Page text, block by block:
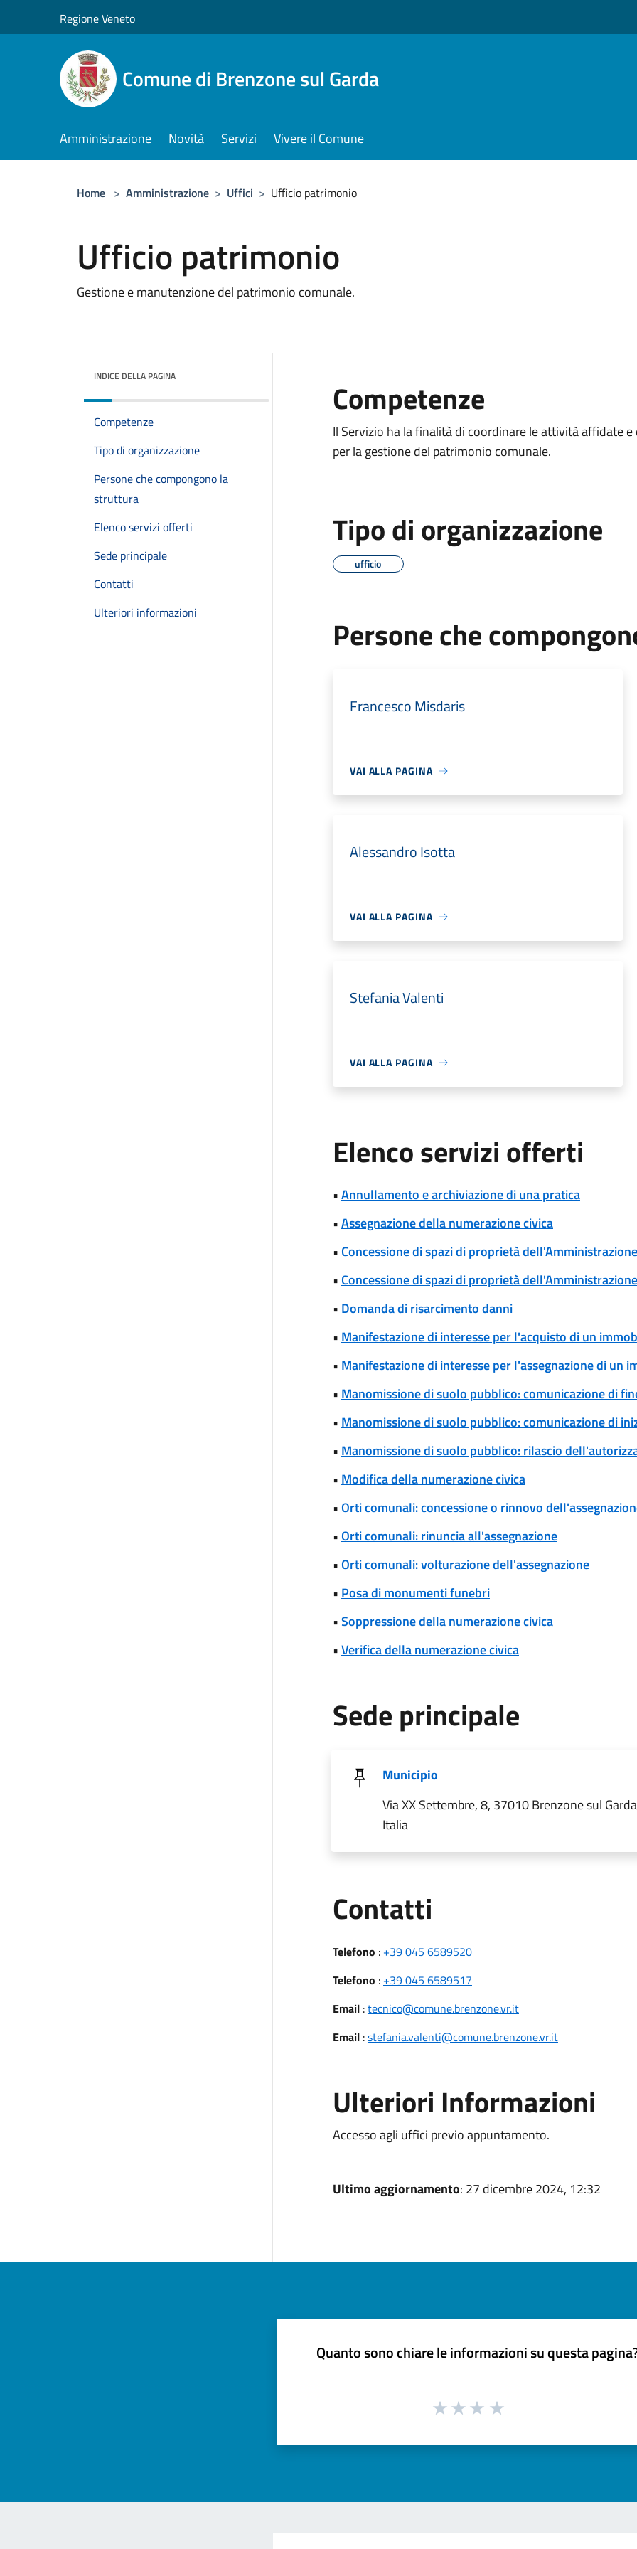
Regione Veneto
Comune di Brenzone sul Garda
Amministrazione Novità Servizi Vivere il Comune
Home > Amministrazione > Uffici > Ufficio patrimonio
Ufficio patrimonio
Gestione e manutenzione del patrimonio comunale.
INDICE DELLA PAGINA
Competenze
Tipo di organizzazione
Persone che compongono la
struttura
Elenco servizi offerti
Sede principale
Contatti
Ulteriori informazioni
Competenze
Il Servizio ha la finalità di coordinare le attività affidate
per la gestione del patrimonio comunale.
Tipo di organizzazione
ufficio
Persone che
Francesco Misdaris
VAI ALLA PAGINA
Alessandro Isotta
VAI ALLA PAGINA
Stefania Valenti
VAI ALLA PAGINA
Elenco servizi offerti
•Annullamento e archiviazione di una pratica
•Assegnazione della numerazione civica
• Concessione di spazi di proprietà
• Concessione di spazi di proprietà
• Domanda di risarcimento danni
• Manifestazione di interesse per l'acquisto di un
• Manifestazione di interesse per l'assegnazione di un
• Manomissione di suolo pubblico: comunicazione di
• Manomissione di suolo pubblico: comunicazione di
• Manomissione di suolo pubblico: rilascio
• Modifica della numerazione civica
•Orti comunali: concessione o rinnovo
•Orti comunali: rinuncia all'assegnazione
•Orti comunali: volturazione dell'assegnazione
• Posa di monumenti funebri
•Soppressione della numerazione civica
•Verifica della numerazione civica
Sede principale
Municipio
Via XX Settembre, 8, 37010 Brenzone sul
Italia
Contatti
Telefono : +39 045 6589520
Telefono : +39 045 6589517
Email:tecnico@comune.brenzone.vr.it
Email:stefania.valenti@comune.brenzone.vr.it
Ulteriori Informazioni
Accesso agli uffici previo appuntamento.
Ultimo aggiornamento: 27 dicembre 2024, 12:32
Quanto sono chiare le informazioni su questa